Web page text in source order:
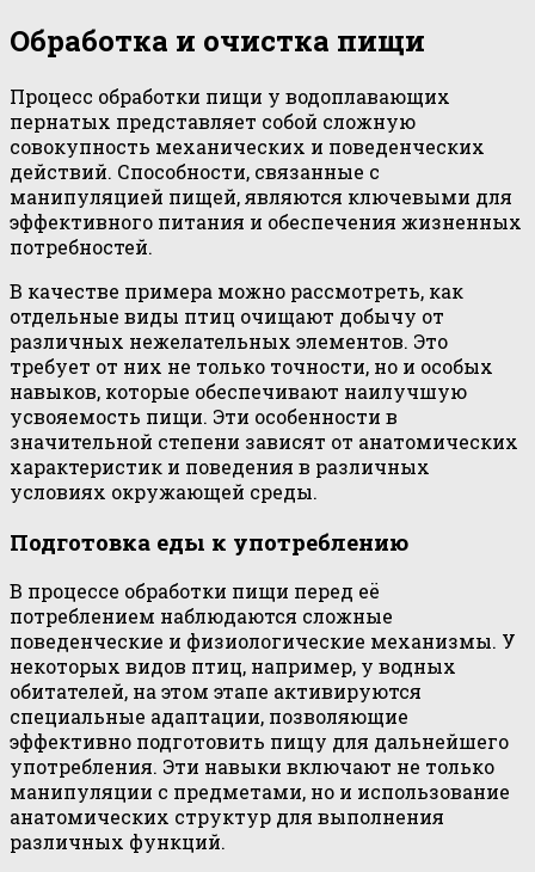
Обработка и очистка пищи
Процесс обработки пищи у водоплавающих
пернатых представляет собой сложную
совокупность механических и поведенческих
действий. Способности, связанные с
манипуляцией пищей, являются ключевыми для
эффективного питания и обеспечения жизненных
потребностей.
В качестве примера можно рассмотреть, как
отдельные виды птиц очищают добычу от
различных нежелательных элементов. Это
требует от них не только точности, но и особых
навыков, которые обеспечивают наилучшую
усвояемость пищи. Эти особенности в
значительной степени зависят от анатомических
характеристик и поведения в различных
условиях окружающей среды.
Подготовка еды к употреблению
В процессе обработки пищи перед её
потреблением наблюдаются сложные
поведенческие и физиологические механизмы. У
некоторых видов птиц, например, у водных
обитателей, на этом этапе активируются
специальные адаптации, позволяющие
эффективно подготовить пищу для дальнейшего
употребления. Эти навыки включают не только
манипуляции с предметами, но и использование
анатомических структур для выполнения
различных функций.